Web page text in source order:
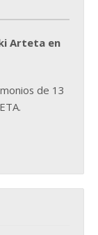
Arteta en
de 13